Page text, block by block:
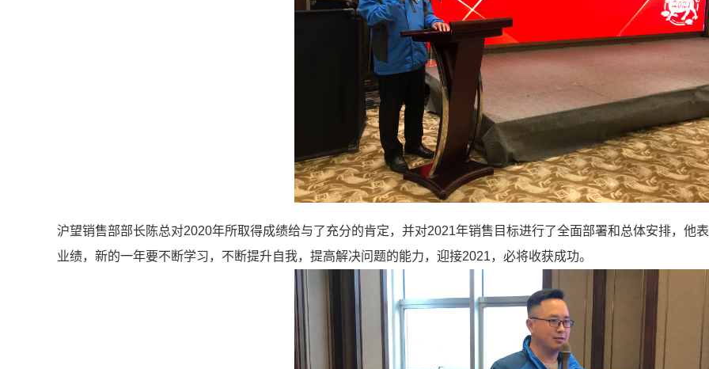
沪望销售部部长陈总对2020年所取得成绩给与了充分的肯定，并对2021年销售目标进行了全面部署和总体安排，他
业绩，新的一年要不断学习，不断提升自我，提高解决问题的能力，迎接2021，必将收获成功。